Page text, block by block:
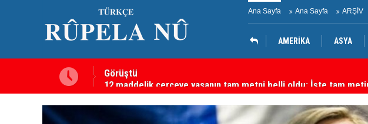
Ana Sayfa Ana Sayfa ARŞİV
AMERİKA ASYA
Oğlu İçin Kendisiyle 12 maddelik çerçeve yasanın tam metni belli oldu: İşte tam metin!